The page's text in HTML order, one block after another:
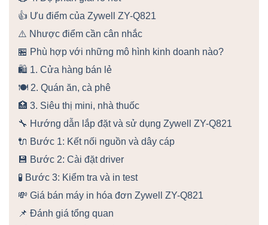
👍 Ưu điểm của Zywell ZY-Q821
⚠️ Nhược điểm cần cân nhắc
🏪 Phù hợp với những mô hình kinh doanh nào?
🛍️ 1. Cửa hàng bán lẻ
🍽️ 2. Quán ăn, cà phê
🏥 3. Siêu thị mini, nhà thuốc
🔧 Hướng dẫn lắp đặt và sử dụng Zywell ZY-Q821
🔌 Bước 1: Kết nối nguồn và dây cáp
💾 Bước 2: Cài đặt driver
🧪 Bước 3: Kiểm tra và in test
💸 Giá bán máy in hóa đơn Zywell ZY-Q821
📌 Đánh giá tổng quan